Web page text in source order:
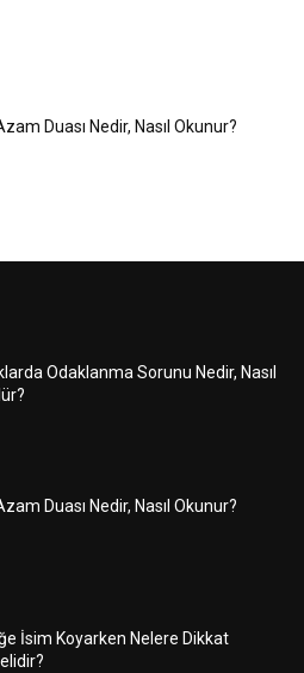
Duası Nedir, Nasıl Okunur?
Odaklanma Sorunu Nedir, Nasıl
Duası Nedir, Nasıl Okunur?
İsim Koyarken Nelere Dikkat